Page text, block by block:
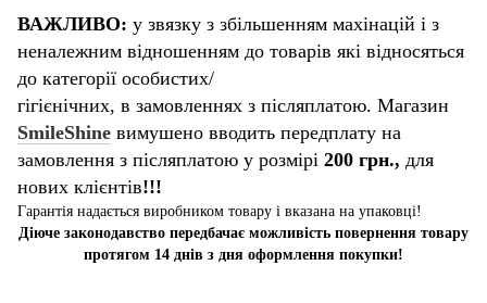
ВАЖЛИВО: у звязку з збільшенням махінацій і з
неналежним відношенням до товарів які відносяться
до категорії особистих/
гігієнічних, в замовленнях з післяплатою. Магазин
SmileShine вимушено вводить передплату на
замовлення з післяплатою у розмірі 200 грн., для
нових клієнтів!!!
Гарантія надається виробником товару і вказана на упаковці!
Діюче законодавство передбачає можливість повернення товару
протягом 14 днів з дня оформлення покупки!